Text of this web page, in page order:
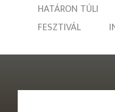
HATÁRON TÚLI
FESZTIVÁL